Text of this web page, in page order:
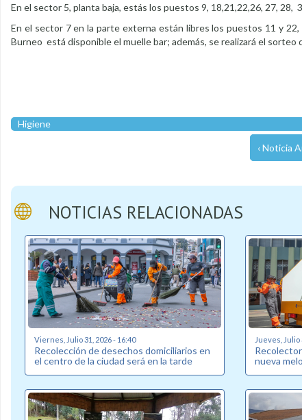
En el sector 5, planta baja, estás los puestos 9, 18,21,22,26, 27, 28,
En el sector 7 en la parte externa están libres los puestos 11 y
Burneo está disponible el muelle bar; además, se realizará el
Higiene
‹ Noticia
NOTICIAS RELACIONADAS
Viernes, Julio 31, 2026 - 16:40
Recolección de desechos domiciliarios en
el centro de la ciudad será en la tarde
Jueves, Julio
nueva